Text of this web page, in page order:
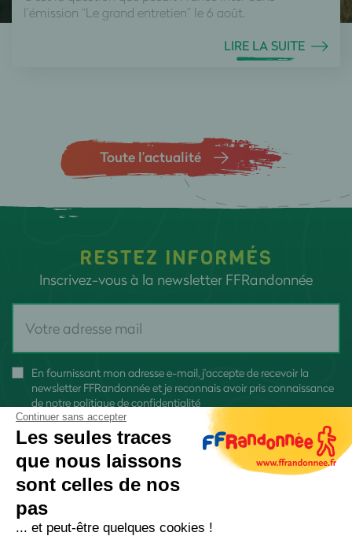
l’émission “Le grand entretien” le 6 août.
LIRE LA SUITE
Toute l’actualité
RESTEZ INFORMÉS
Inscrivez-vous à la newsletter FFRandonnée
En fournissant mon adresse e-mail, j'accepte de recevoir la
newsletter FFRandonnée et je reconnais avoir pris connaissance
de notre politique de confidentialité
Continuer sans accepter
Les seules traces
que nous laissons
sont celles de nos
pas
... et peut-être quelques cookies !